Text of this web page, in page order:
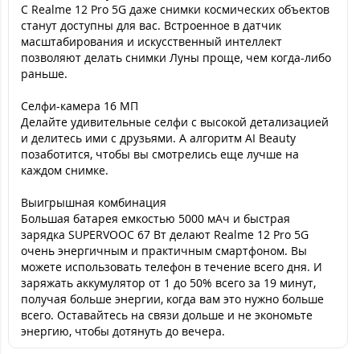
С Realme 12 Pro 5G даже снимки космических объектов
станут доступны для вас. Встроенное в датчик
масштабирования и искусственный интеллект
позволяют делать снимки Луны проще, чем когда-либо
раньше.
Селфи-камера 16 МП
Делайте удивительные селфи с высокой детализацией
и делитесь ими с друзьями. А алгоритм AI Beauty
позаботится, чтобы вы смотрелись еще лучше на
каждом снимке.
Выигрышная комбинация
Большая батарея емкостью 5000 мАч и быстрая
зарядка SUPERVOOC 67 Вт делают Realme 12 Pro 5G
очень энергичным и практичным смартфоном. Вы
можете использовать телефон в течение всего дня. И
заряжать аккумулятор от 1 до 50% всего за 19 минут,
получая больше энергии, когда вам это нужно больше
всего. Оставайтесь на связи дольше и не экономьте
энергию, чтобы дотянуть до вечера.